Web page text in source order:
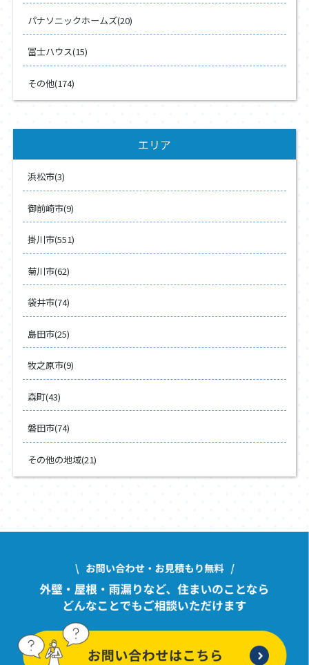
パナソニックホームズ(20)
冨士ハウス(15)
その他(174)
エリア
浜松市(3)
御前崎市(9)
掛川市(551)
菊川市(62)
袋井市(74)
島田市(25)
牧之原市(9)
森町(43)
磐田市(74)
その他の地域(21)